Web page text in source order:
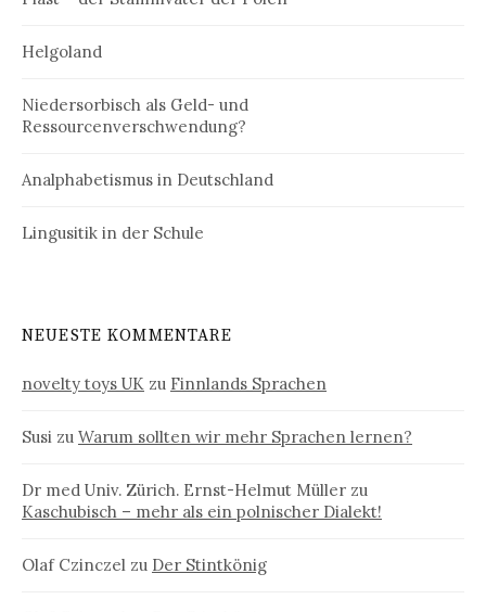
Helgoland
Niedersorbisch als Geld- und
Ressourcenverschwendung?
Analphabetismus in Deutschland
Lingusitik in der Schule
NEUESTE KOMMENTARE
novelty toys UK zu Finnlands Sprachen
Susi zu Warum sollten wir mehr Sprachen lernen?
Dr med Univ. Zürich. Ernst-Helmut Müller zu
Kaschubisch – mehr als ein polnischer Dialekt!
Olaf Czinczel zu Der Stintkönig